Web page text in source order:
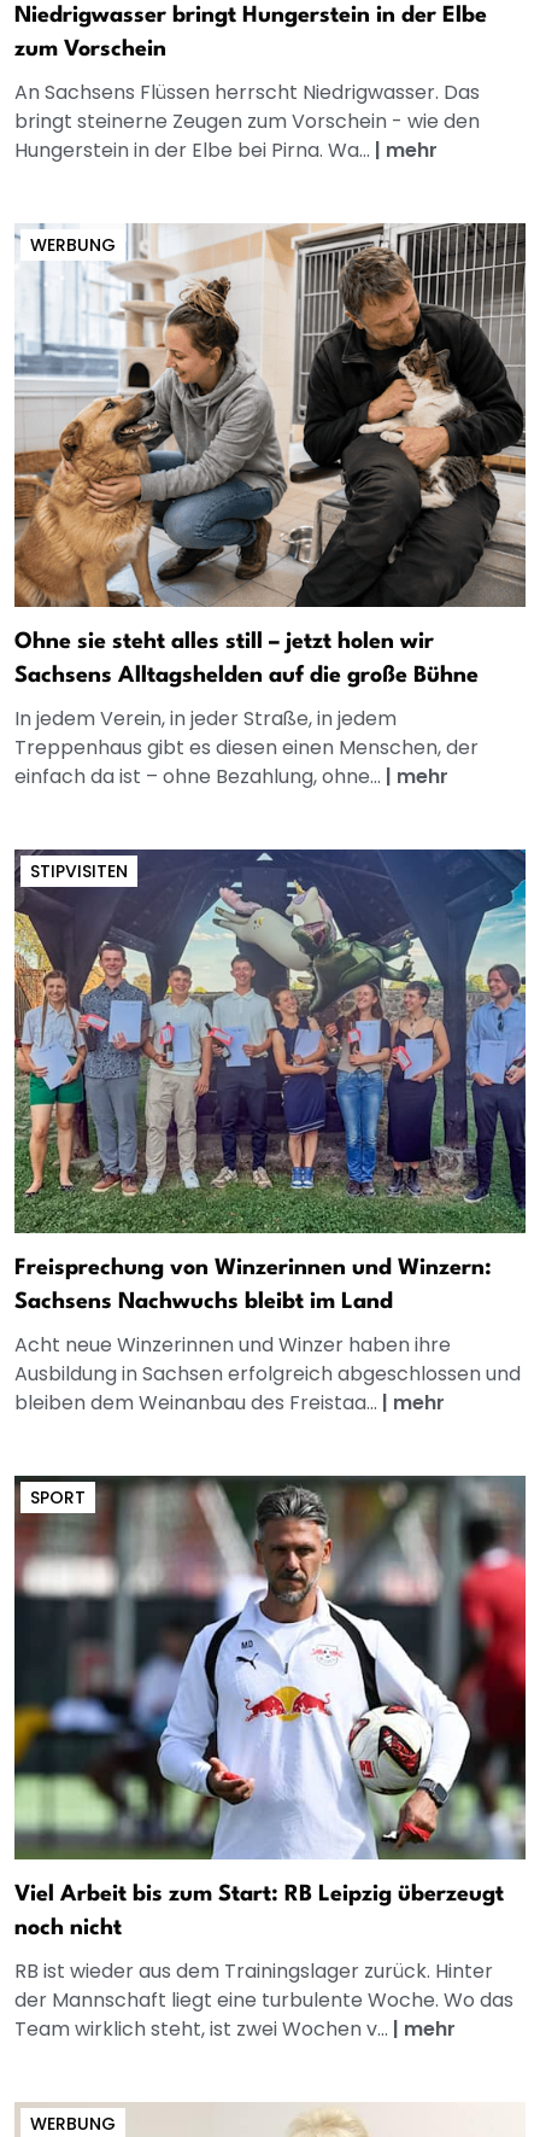
Niedrigwasser bringt Hungerstein in der Elbe
zum Vorschein
An Sachsens Flüssen herrscht Niedrigwasser. Das
bringt steinerne Zeugen zum Vorschein - wie den
Hungerstein in der Elbe bei Pirna. Wa... | mehr
WERBUNG
Ohne sie steht alles still – jetzt holen wir
Sachsens Alltagshelden auf die große Bühne
In jedem Verein, in jeder Straße, in jedem
Treppenhaus gibt es diesen einen Menschen, der
einfach da ist – ohne Bezahlung, ohne... | mehr
STIPVISITEN
Freisprechung von Winzerinnen und Winzern:
Sachsens Nachwuchs bleibt im Land
Acht neue Winzerinnen und Winzer haben ihre
Ausbildung in Sachsen erfolgreich abgeschlossen und
bleiben dem Weinanbau des Freistaa... | mehr
SPORT
Viel Arbeit bis zum Start: RB Leipzig überzeugt
noch nicht
RB ist wieder aus dem Trainingslager zurück. Hinter
der Mannschaft liegt eine turbulente Woche. Wo das
Team wirklich steht, ist zwei Wochen v... | mehr
WERBUNG